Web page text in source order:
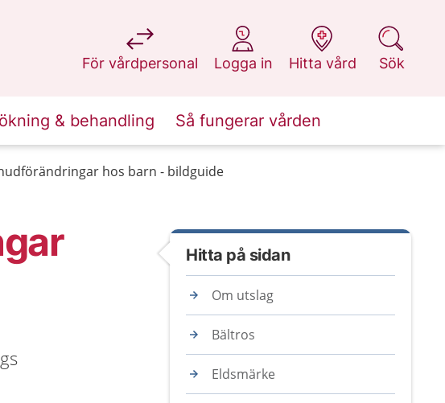
För vårdpersonal
på 1177.se
Logga in
på 1177.se
Hitta vård
på 1177.se
Sök
på 1177.se
& behandling Så fungerar vården
hos barn - bildguide
Hitta på sidan
Om utslag
Bältros
Eldsmärke